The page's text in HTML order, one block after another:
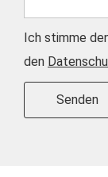
Ich stimme
den
Senden